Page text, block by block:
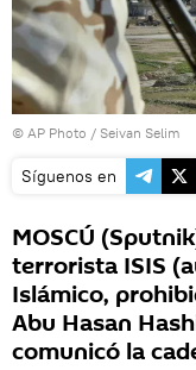
© AP Photo / Seivan Selim
Síguenos en
MOSCÚ
terrorista ISIS
Islámico,
Abu Hasan
comunicó la